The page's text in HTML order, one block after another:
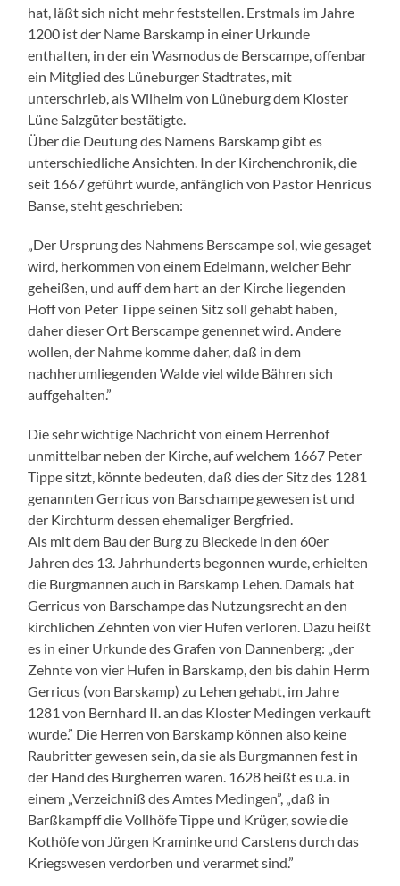
hat, läßt sich nicht mehr feststellen. Erstmals im Jahre
1200 ist der Name Barskamp in einer Urkunde
enthalten, in der ein Wasmodus de Berscampe, offenbar
ein Mitglied des Lüneburger Stadtrates, mit
unterschrieb, als Wilhelm von Lüneburg dem Kloster
Lüne Salzgüter bestätigte.
Über die Deutung des Namens Barskamp gibt es
unterschiedliche Ansichten. In der Kirchenchronik, die
seit 1667 geführt wurde, anfänglich von Pastor Henricus
Banse, steht geschrieben:
„Der Ursprung des Nahmens Berscampe sol, wie gesaget
wird, herkommen von einem Edelmann, welcher Behr
geheißen, und auff dem hart an der Kirche liegenden
Hoff von Peter Tippe seinen Sitz soll gehabt haben,
daher dieser Ort Berscampe genennet wird. Andere
wollen, der Nahme komme daher, daß in dem
nachherumliegenden Walde viel wilde Bähren sich
auffgehalten.”
Die sehr wichtige Nachricht von einem Herrenhof
unmittelbar neben der Kirche, auf welchem 1667 Peter
Tippe sitzt, könnte bedeuten, daß dies der Sitz des 1281
genannten Gerricus von Barschampe gewesen ist und
der Kirchturm dessen ehemaliger Bergfried.
Als mit dem Bau der Burg zu Bleckede in den 60er
Jahren des 13. Jahrhunderts begonnen wurde, erhielten
die Burgmannen auch in Barskamp Lehen. Damals hat
Gerricus von Barschampe das Nutzungsrecht an den
kirchlichen Zehnten von vier Hufen verloren. Dazu heißt
es in einer Urkunde des Grafen von Dannenberg: „der
Zehnte von vier Hufen in Barskamp, den bis dahin Herrn
Gerricus (von Barskamp) zu Lehen gehabt, im Jahre
1281 von Bernhard II. an das Kloster Medingen verkauft
wurde.” Die Herren von Barskamp können also keine
Raubritter gewesen sein, da sie als Burgmannen fest in
der Hand des Burgherren waren. 1628 heißt es u.a. in
einem „Verzeichniß des Amtes Medingen”, „daß in
Barßkampff die Vollhöfe Tippe und Krüger, sowie die
Kothöfe von Jürgen Kraminke und Carstens durch das
Kriegswesen verdorben und verarmet sind.”